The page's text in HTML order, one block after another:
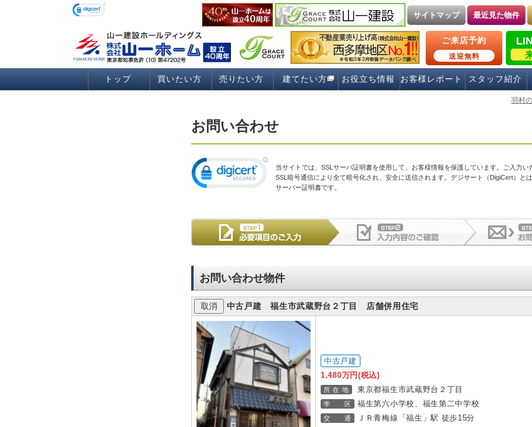
サイトマップ 最近見た物件
ご来店予約
送迎無料
トップ 買いたい方 売りたい方 建てたい方 お役立ち情報 お客様レポート スタッフ紹介
羽村
お問い合わせ
当サイトでは、SSLサーバ証明書を使用して、お客様情報を保護しています。ご入力い
SSL暗号通信により全て暗号化され、安全に送信されます。デジサート（DigiCert）と
サーバー証明書です。
お問い合わせ物件
中古戸建 福生市武蔵野台２丁目 店舗併用住宅
中古戸建
1,480万円(税込)
所 在 地 東京都福生市武蔵野台２丁目
学 区 福生第六小学校、福生第二中学校
交 通 ＪＲ青梅線「福生」駅 徒歩15分